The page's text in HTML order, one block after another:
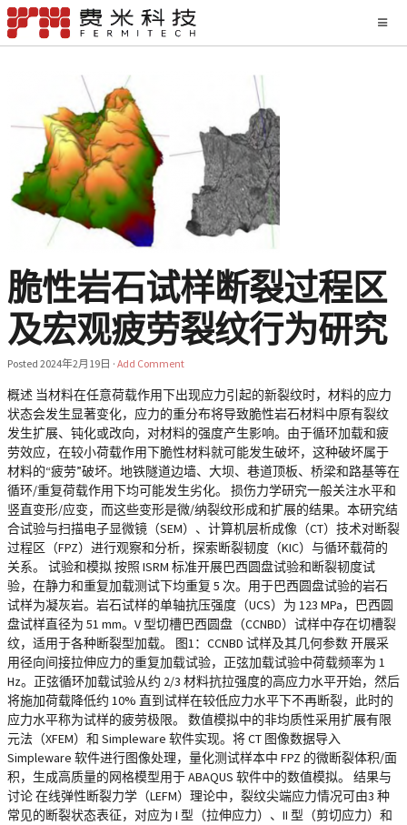
脆性岩石试样断裂过程区
及宏观疲劳裂纹行为研究
Posted 2024年2月19日 · Add Comment
概述 当材料在任意荷载作用下出现应力引起的新裂纹时，材料的应力
状态会发生显著变化，应力的重分布将导致脆性岩石材料中原有裂纹
发生扩展、钝化或改向，对材料的强度产生影响。由于循环加载和疲
劳效应，在较小荷载作用下脆性材料就可能发生破坏，这种破坏属于
材料的“疲劳”破坏。地铁隧道边墙、大坝、巷道顶板、桥梁和路基等在
循环/重复荷载作用下均可能发生劣化。 损伤力学研究一般关注水平和
竖直变形/应变，而这些变形是微/纳裂纹形成和扩展的结果。本研究结
合试验与扫描电子显微镜（SEM）、计算机层析成像（CT）技术对断裂
过程区（FPZ）进行观察和分析，探索断裂韧度（KIC）与循环载荷的
关系。 试验和模拟 按照 ISRM 标准开展巴西圆盘试验和断裂韧度试
验，在静力和重复加载测试下均重复 5 次。用于巴西圆盘试验的岩石
试样为凝灰岩。岩石试样的单轴抗压强度（UCS）为 123 MPa，巴西圆
盘试样直径为 51 mm。V 型切槽巴西圆盘（CCNBD）试样中存在切槽裂
纹，适用于各种断裂型加载。 图1：CCNBD 试样及其几何参数 开展采
用径向间接拉伸应力的重复加载试验，正弦加载试验中荷载频率为 1
Hz。正弦循环加载试验从约 2/3 材料抗拉强度的高应力水平开始，然后
将施加荷载降低约 10% 直到试样在较低应力水平下不再断裂，此时的
应力水平称为试样的疲劳极限。 数值模拟中的非均质性采用扩展有限
元法（XFEM）和 Simpleware 软件实现。将 CT 图像数据导入
Simpleware 软件进行图像处理，量化测试样本中 FPZ 的微断裂体积/面
积，生成高质量的网格模型用于 ABAQUS 软件中的数值模拟。 结果与
讨论 在线弹性断裂力学（LEFM）理论中，裂纹尖端应力情况可由3 种
常见的断裂状态表征，对应为 I 型（拉伸应力）、II 型（剪切应力）和